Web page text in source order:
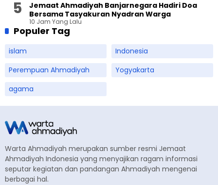
Jemaat Ahmadiyah Banjarnegara Hadiri Doa
Bersama Tasyakuran Nyadran Warga
10 Jam Yang Lalu
Populer Tag
islam
Indonesia
Perempuan Ahmadiyah
Yogyakarta
agama
Warta Ahmadiyah merupakan sumber resmi Jemaat
Ahmadiyah Indonesia yang menyajikan ragam informasi
seputar kegiatan dan pandangan Ahmadiyah mengenai
berbagai hal.